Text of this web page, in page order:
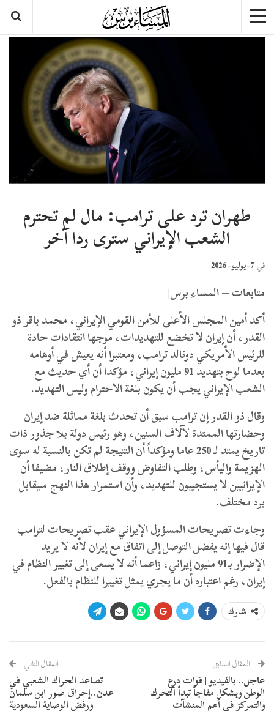
طهران ترد على ترامب: مال لم تحترم
الشعب الإيراني سترى ردا آخر
في 7-يوليو- 2026
متابعات – المساء برس|
أكد أمين المجلس الأعلى للأمن القومي الإيراني، محمد باقر ذو
القدر، أن إيران لا تخضع للتهديدات، موجها انتقادات حادة
للرئيس الأمريكي دونالد ترامب، ومعتبرا أنه يعيش في أوهامه
بعدما لوح بتهديد 91 مليون إيراني، مؤكدا أن أي حديث مع
الشعب الإيراني يجب أن يكون بلغة الاحترام وليس التهديد.
وقال ذو القدر إن ترامب سبق أن تحدث بلغة مماثلة ضد إيران
وحضارتها الممتدة لآلاف السنين، وهو رئيس دولة بلا جذور ذات
تاريخ يمتد لـ 250 عاما ومؤكداً أن النتيجة لم تكن بالنسبة له سوى
الهزيمة واليأس، وطلب التفاوض ووقف إطلاق النار،مضيفا أن
الإيرانيين لا يستجيبون للتهديد، وأن استمرار هذا النهج سيقابل
برد مختلف.
وجاءت تصريحات المسؤول الإيراني عقب تصريحات لترامب
قال فيها إنه يفضل التوصل إلى اتفاق مع إيران لأنه لا يريد
الإضرار بـ91 مليون إيراني، زاعما أنه لا يسعى إلى تغيير النظام في
إيران، رغم اعتباره أن ما يجري يمثل تغييرا للنظام بالفعل.
شارك
المقال السابق
عاجل.. بالفيديو | قوات درع
الوطن وبشكل مفاجأ تبدأ التحرك
والتمركز في أهم المنشآت
المقال التالي
تصاعد الحراك الشعبي في
عدن..إحراق صور ابن سلمان
ورفض الوصاية السعودية